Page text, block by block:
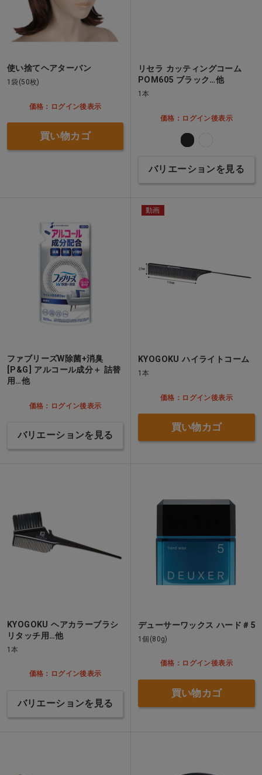
使い捨てヘアターバン
1袋(50枚)
価格：ログイン後表示
買い物カゴ
リセラ カッティングコーム
POM605 ブラック…他
1本
価格：ログイン後表示
バリエーションを見る
ファブリーズW除菌+消臭
[P&G] アルコール成分＋ 詰替
用…他
価格：ログイン後表示
バリエーションを見る
動画
KYOGOKU ハイライトコーム
1本
価格：ログイン後表示
買い物カゴ
KYOGOKU ヘアカラーブラシ
リタッチ用…他
1本
価格：ログイン後表示
バリエーションを見る
デューサーワックス ハード＃5
1個(80g)
価格：ログイン後表示
買い物カゴ